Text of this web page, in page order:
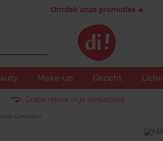
Ontdek onze promoties ☀️
Make-up Gezicht
Gratis retour in je winkelpunt
Concealer
Merk